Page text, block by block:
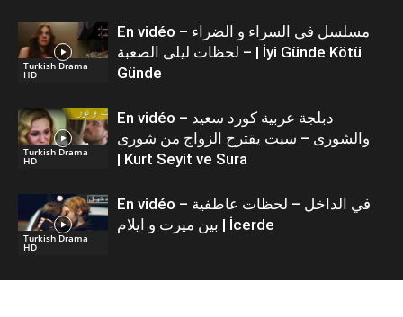
Turkish Drama
HD
En vidéo – مسلسل في السراء و الضراء
– لحظات ليلى الصعبة | İyi Günde Kötü
Günde
Turkish Drama
HD
En vidéo – دبلجة عربية كورد سعيد
والشورى – سيت يقترح الزواج من شورى
| Kurt Seyit ve Sura
Turkish Drama
HD
En vidéo – في الداخل – لحظات عاطفية
بين ميرت و ايلام | İcerde